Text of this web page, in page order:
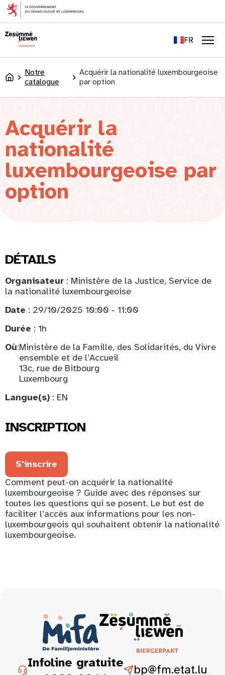
principal
FR
LU
Accueil
Notre
catalogue
Acquérir la nationalité luxembourgeoise
par option
Acquérir la
nationalité
luxembourgeoise par
option
DÉTAILS
Organisateur : Ministère de la Justice, Service de
la nationalité luxembourgeoise
Date : 29/10/2025 10:00 - 11:00
Durée : 1h
Où:Ministère de la Famille, des Solidarités, du Vivre
ensemble et de l’Accueil
13c, rue de Bitbourg
Luxembourg
Langue(s) : EN
INSCRIPTION
S'inscrire
Comment peut-on acquérir la nationalité
luxembourgeoise ? Guide avec des réponses sur
toutes les questions qui se posent. Le but est de
faciliter l’accès aux informations pour les non-
luxembourgeois qui souhaitent obtenir la nationalité
luxembourgeoise.
Infoline gratuite
bp@fm.etat.lu